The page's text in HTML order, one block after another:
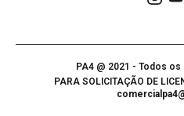
PA4 @ 2021 - Todos
PARA SOLICITAÇÃO DE